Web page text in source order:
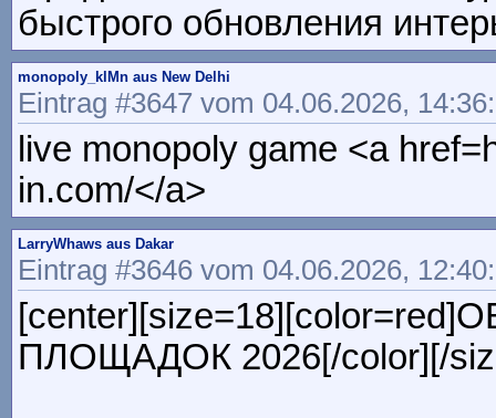
быстрого обновления
monopoly_klMn aus New Delhi
Eintrag #3647 vom 04.06.2026,
live monopoly game <a
in.com/</a>
LarryWhaws aus Dakar
Eintrag #3646 vom 04.06.2026,
ПЛОЩАДОК 2026[/color][/